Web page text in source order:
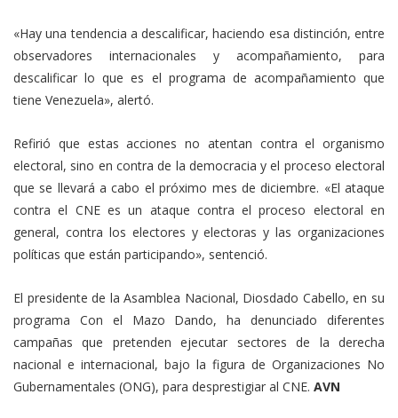
«Hay una tendencia a descalificar, haciendo esa distinción, entre
observadores internacionales y acompañamiento, para
descalificar lo que es el programa de acompañamiento que
tiene Venezuela», alertó.
Refirió que estas acciones no atentan contra el organismo
electoral, sino en contra de la democracia y el proceso electoral
que se llevará a cabo el próximo mes de diciembre. «El ataque
contra el CNE es un ataque contra el proceso electoral en
general, contra los electores y electoras y las organizaciones
políticas que están participando», sentenció.
El presidente de la Asamblea Nacional, Diosdado Cabello, en su
programa Con el Mazo Dando, ha denunciado diferentes
campañas que pretenden ejecutar sectores de la derecha
nacional e internacional, bajo la figura de Organizaciones No
Gubernamentales (ONG), para desprestigiar al CNE. AVN